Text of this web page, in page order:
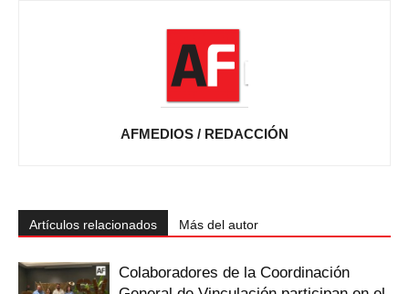
AFMEDIOS / REDACCIÓN
Artículos relacionados Más del autor
Colaboradores de la Coordinación